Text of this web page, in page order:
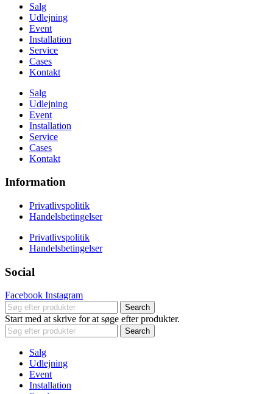
Salg
Udlejning
Event
Installation
Service
Cases
Kontakt
Salg
Udlejning
Event
Installation
Service
Cases
Kontakt
Information
Privatlivspolitik
Handelsbetingelser
Privatlivspolitik
Handelsbetingelser
Social
Facebook Instagram
Search
Start med at skrive for at søge efter produkter.
Search
Salg
Udlejning
Event
Installation